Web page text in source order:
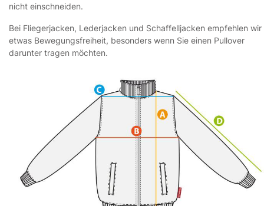
nicht einschneiden.
Bei Fliegerjacken, Lederjacken und Schaffelljacken empfehlen wir
etwas Bewegungsfreiheit, besonders wenn Sie einen Pullover
darunter tragen möchten.